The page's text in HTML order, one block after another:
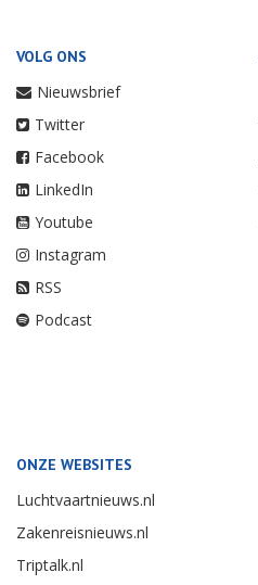
VOLG ONS
Nieuwsbrief
Twitter
Facebook
LinkedIn
Youtube
Instagram
RSS
Podcast
ONZE WEBSITES
Luchtvaartnieuws.nl
Zakenreisnieuws.nl
Triptalk.nl